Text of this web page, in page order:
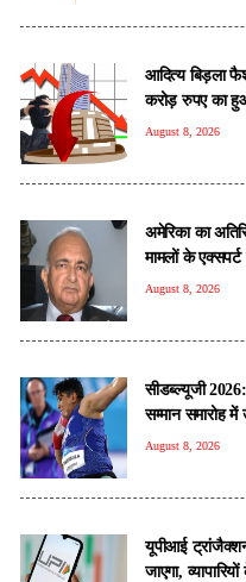
आदित्य बिड़ला
करोड़ रुपए का
August 8, 2026
अमेरिका का
मामलों के
August 8, 2026
सीडब्ल्यूजी
सम्मान समारोह
August 8, 2026
यूपीआई
जाएगा,